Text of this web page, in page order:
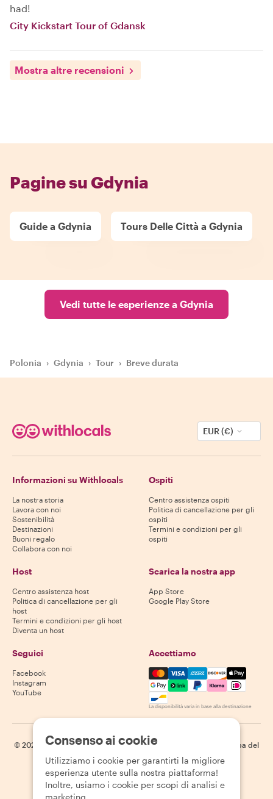
had!
City Kickstart Tour of Gdansk
Mostra altre recensioni
Pagine su Gdynia
Guide a Gdynia Tours Delle Città a Gdynia
Vedi tutte le esperienze a Gdynia
Polonia › Gdynia › Tour › Breve durata
EUR (€)
Informazioni su Withlocals
La nostra storia
Lavora con noi
Sostenibilità
Destinazioni
Buoni regalo
Collabora con noi
Ospiti
Centro assistenza ospiti
Politica di cancellazione per gli
ospiti
Termini e condizioni per gli
ospiti
Host
Centro assistenza host
Politica di cancellazione per gli
host
Termini e condizioni per gli host
Diventa un host
Scarica la nostra app
App Store
Google Play Store
Seguici
Facebook
Instagram
YouTube
Accettiamo
Mastercard, Visa, Amex,
La disponibilità varia in base alla destinazione
© 2026 Withlocals.com | Informativa sulla privacy
Mappa del
Consenso ai cookie
Utilizziamo i cookie per garantirti la migliore
esperienza utente sulla nostra piattaforma!
Inoltre, usiamo i cookie per scopi di analisi e
marketing.